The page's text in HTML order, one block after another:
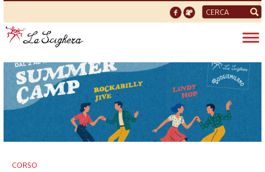
Form
di
ricerca
CORSO